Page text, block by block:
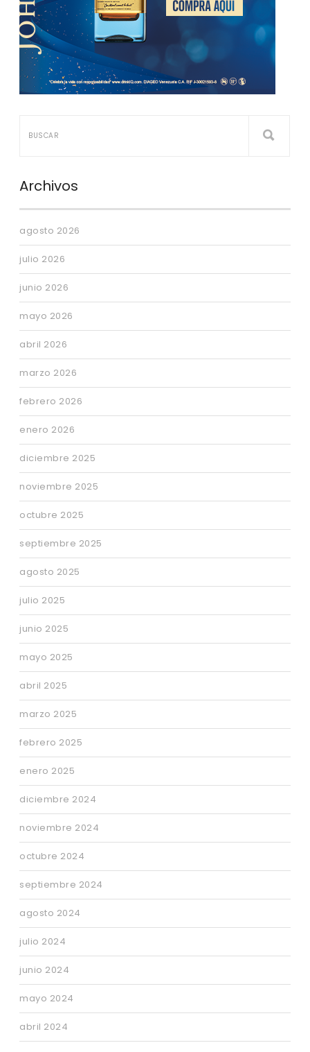
Archivos
agosto 2026
julio 2026
junio 2026
mayo 2026
abril 2026
marzo 2026
febrero 2026
enero 2026
diciembre 2025
noviembre 2025
octubre 2025
septiembre 2025
agosto 2025
julio 2025
junio 2025
mayo 2025
abril 2025
marzo 2025
febrero 2025
enero 2025
diciembre 2024
noviembre 2024
octubre 2024
septiembre 2024
agosto 2024
julio 2024
junio 2024
mayo 2024
abril 2024